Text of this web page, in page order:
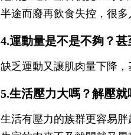
半途而廢再飲食失控，很
4.運動量是不是不夠？甚
缺乏運動又讓肌肉量下降，
5.生活壓力大嗎？解壓就
生活有壓力的族群更容易